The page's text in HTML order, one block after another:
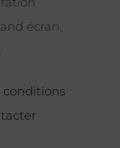
écran,
conditions